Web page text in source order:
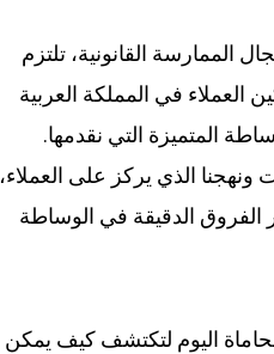
الممارسة القانونية، تلتزم
العملاء في المملكة العربية
المتميزة التي نقدمها.
الذي يركز على العملاء،
الفروق الدقيقة في الوساطة
اليوم لتكتشف كيف يمكن